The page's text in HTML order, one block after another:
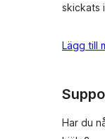
skickats
Lägg till
Har du